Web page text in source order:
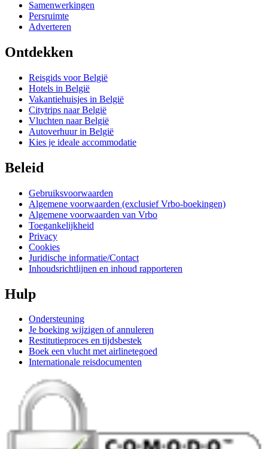
Samenwerkingen
Persruimte
Adverteren
Ontdekken
Reisgids voor België
Hotels in België
Vakantiehuisjes in België
Citytrips naar België
Vluchten naar België
Autoverhuur in België
Kies je ideale accommodatie
Beleid
Gebruiksvoorwaarden
Algemene voorwaarden (exclusief Vrbo-boekingen)
Algemene voorwaarden van Vrbo
Toegankelijkheid
Privacy
Cookies
Juridische informatie/Contact
Inhoudsrichtlijnen en inhoud rapporteren
Hulp
Ondersteuning
Je boeking wijzigen of annuleren
Restitutieproces en tijdsbestek
Boek een vlucht met airlinetegoed
Internationale reisdocumenten